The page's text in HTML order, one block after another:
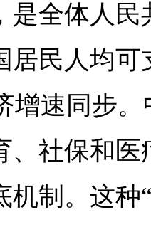
是全体人
居民人均
增速同步
、社保和
机制。这种